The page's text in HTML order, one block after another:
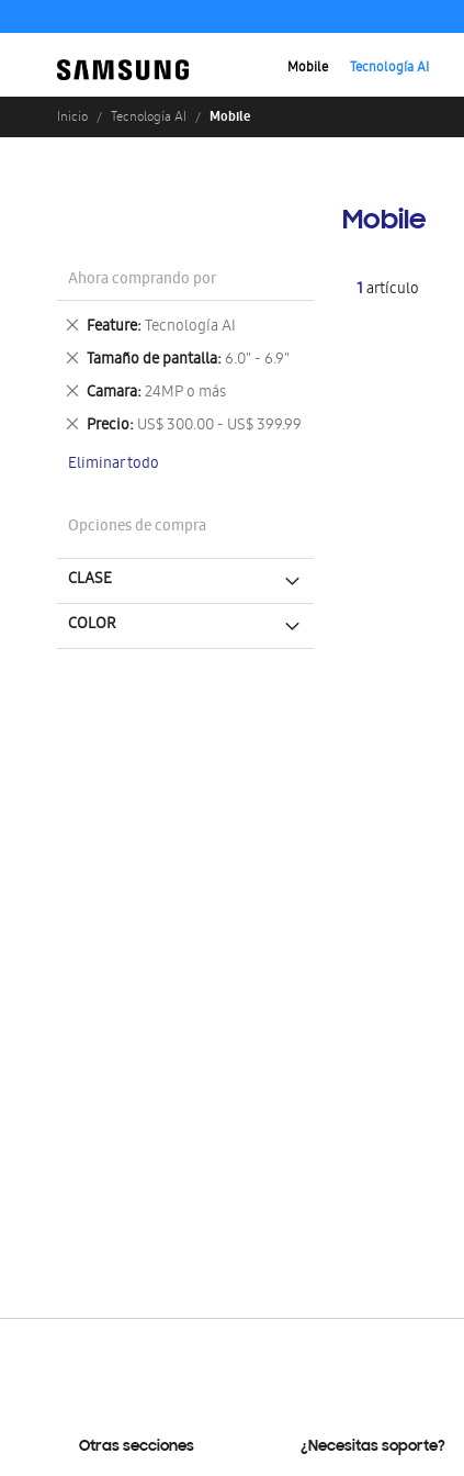
Mobile Tecnología AI
Inicio Tecnología AI Mobile
Mobile
1artículo
Ahora comprando por
Feature Tecnología AI
Eliminar
este
artículo
Tamaño de pantalla 6.0" - 6.9"
Eliminar
este
artículo
Camara 24MP o más
Eliminar
este
artículo
Precio US$ 300.00 - US$ 399.99
Eliminar
artículo
Eliminar todo
Opciones de compra
CLASE
COLOR
Otras secciones ¿Necesitas soporte?